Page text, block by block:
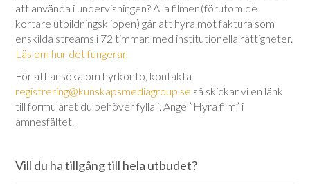
att använda i undervisningen? Alla filmer (förutom de
kortare utbildningsklippen) går att hyra mot faktura som
enskilda streams i 72 timmar, med institutionella rättigheter.
Läs om hur det fungerar.
För att ansöka om hyrkonto, kontakta
registrering@kunskapsmediagroup.se så skickar vi en länk
till formuläret du behöver fylla i. Ange ”Hyra film” i
ämnesfältet.
Vill du ha tillgång till hela utbudet?